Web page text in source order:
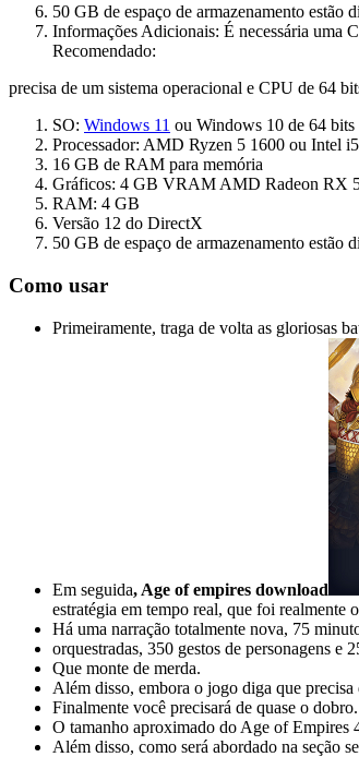
50 GB de espaço de armazenamento estão
Informações Adicionais: É necessária uma
Recomendado:
precisa de um sistema operacional e CPU de 64
SO: Windows 11 ou Windows 10 de 64 bits
Processador: AMD Ryzen 5 1600 ou Intel
16 GB de RAM para memória
Gráficos: 4 GB VRAM AMD Radeon RX
RAM: 4 GB
Versão 12 do DirectX
50 GB de espaço de armazenamento estão
Como usar
Primeiramente, traga de volta as gloriosas
Em seguida, Age of empires download
estratégia em tempo real, que foi realmente
Há uma narração totalmente nova, 75
orquestradas, 350 gestos de personagens e
Que monte de merda.
Além disso, embora o jogo diga que
Finalmente você precisará de quase o dobro.
O tamanho aproximado do Age of
Além disso, como será abordado na seção